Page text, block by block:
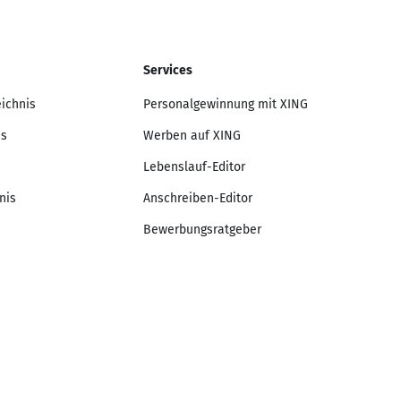
Services
Personalgewinnung mit XING
Werben auf XING
Lebenslauf-Editor
Anschreiben-Editor
Bewerbungsratgeber